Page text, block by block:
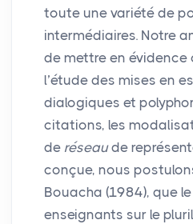
toute une variété de
intermédiaires. Notre
de mettre en
l’étude des mises en
dialogiques et
citations, les
de réseaude
conçue, nous
Bouacha (1984), que
enseignants sur le